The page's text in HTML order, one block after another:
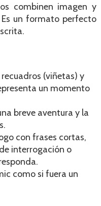
combinen imagen y
un formato perfecto
(viñetas) y
un momento
breve aventura y la
con frases cortas,
interrogación o
como si fuera un